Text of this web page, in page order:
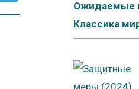
Ожидаемые
Классика